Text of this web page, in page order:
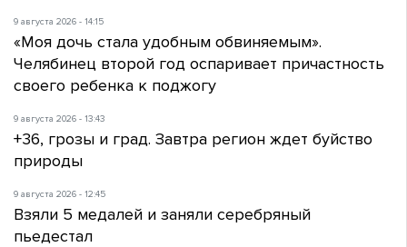
9 августа 2026 - 14:15
«Моя дочь стала удобным обвиняемым».
Челябинец второй год оспаривает причастность
своего ребенка к поджогу
9 августа 2026 - 13:43
+36, грозы и град. Завтра регион ждет буйство
природы
9 августа 2026 - 12:45
Взяли 5 медалей и заняли серебряный
пьедестал